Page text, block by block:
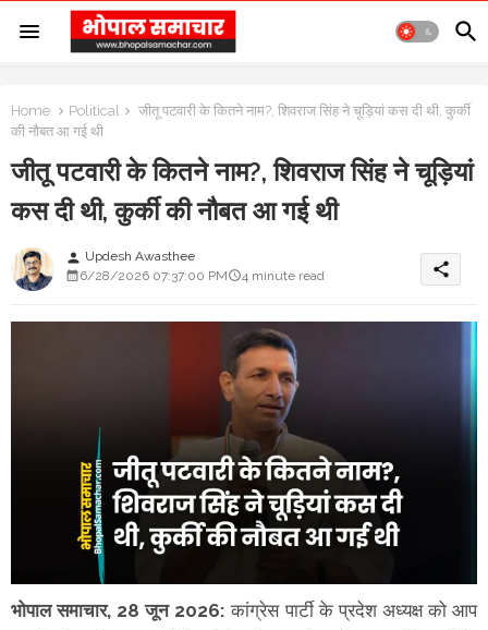
Home Political
जीतू पटवारी के कितने नाम?, शिवराज सिंह ने चूड़ियां कस दी थी, कुर्की
की नौबत आ गई थी
जीतू पटवारी के कितने नाम?, शिवराज सिंह ने चूड़ियां
कस दी थी, कुर्की की नौबत आ गई थी
person Updesh Awasthee
6/28/2026 07:37:00 PM
4 minute read share
भोपाल समाचार, 28 जून 2026:कांग्रेस पार्टी के प्रदेश अध्यक्ष को आप